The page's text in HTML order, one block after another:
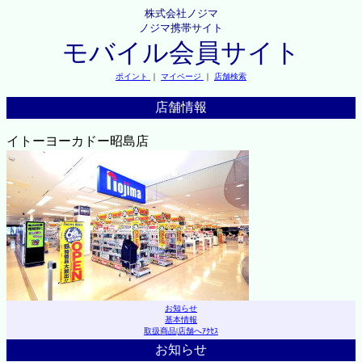
株式会社ノジマ
ノジマ携帯サイト
モバイル会員サイト
ポイント ｜ マイページ ｜ 店舗検索
店舗情報
イトーヨーカドー昭島店
お知らせ
基本情報
取扱商品|店舗へｱｸｾｽ
お知らせ